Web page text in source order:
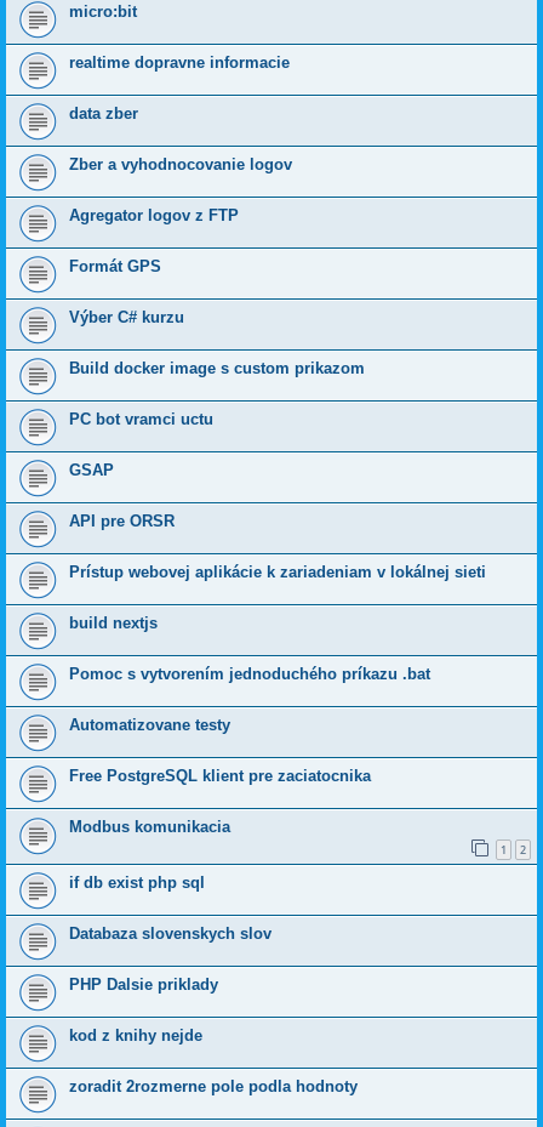
micro:bit
realtime dopravne informacie
data zber
Zber a vyhodnocovanie logov
Agregator logov z FTP
Formát GPS
Výber C# kurzu
Build docker image s custom prikazom
PC bot vramci uctu
GSAP
API pre ORSR
Prístup webovej aplikácie k zariadeniam v lokálnej sieti
build nextjs
Pomoc s vytvorením jednoduchého príkazu .bat
Automatizovane testy
Free PostgreSQL klient pre zaciatocnika
Modbus komunikacia
1 2
if db exist php sql
Databaza slovenskych slov
PHP Dalsie priklady
kod z knihy nejde
zoradit 2rozmerne pole podla hodnoty